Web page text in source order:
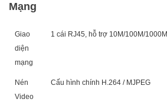
Mạng
Giao
diện
mạng
1 cái RJ45, hỗ trợ 10M/100M/1000M
Nén
Video
Cấu hình chính H.264 / MJPEG